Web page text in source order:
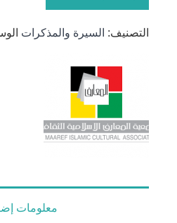
التصنيف: السيرة والمذكرات
معلومات